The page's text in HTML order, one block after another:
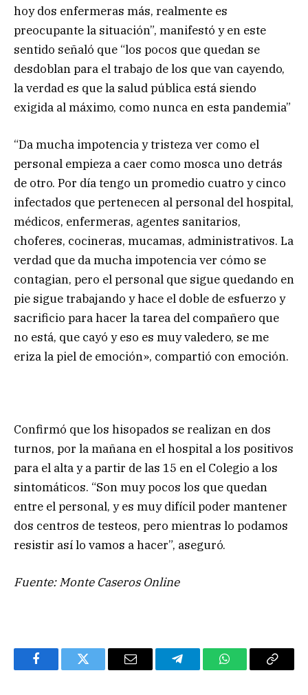
hoy dos enfermeras más, realmente es
preocupante la situación”, manifestó y en este
sentido señaló que “los pocos que quedan se
desdoblan para el trabajo de los que van cayendo,
la verdad es que la salud pública está siendo
exigida al máximo, como nunca en esta pandemia”
“Da mucha impotencia y tristeza ver como el
personal empieza a caer como mosca uno detrás
de otro. Por día tengo un promedio cuatro y cinco
infectados que pertenecen al personal del hospital,
médicos, enfermeras, agentes sanitarios,
choferes, cocineras, mucamas, administrativos. La
verdad que da mucha impotencia ver cómo se
contagian, pero el personal que sigue quedando en
pie sigue trabajando y hace el doble de esfuerzo y
sacrificio para hacer la tarea del compañero que
no está, que cayó y eso es muy valedero, se me
eriza la piel de emoción», compartió con emoción.
Confirmó que los hisopados se realizan en dos
turnos, por la mañana en el hospital a los positivos
para el alta y a partir de las 15 en el Colegio a los
sintomáticos. “Son muy pocos los que quedan
entre el personal, y es muy difícil poder mantener
dos centros de testeos, pero mientras lo podamos
resistir así lo vamos a hacer”, aseguró.
Fuente: Monte Caseros Online
FacebookTwitter Email TelegramWhatsAppCopy